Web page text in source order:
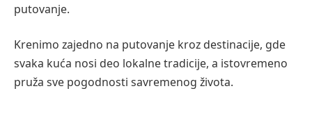
putovanje.
Krenimo zajedno na putovanje kroz destinacije, gde
svaka kuća nosi deo lokalne tradicije, a istovremeno
pruža sve pogodnosti savremenog života.